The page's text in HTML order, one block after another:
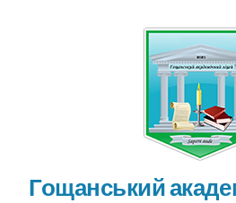
Гощанський